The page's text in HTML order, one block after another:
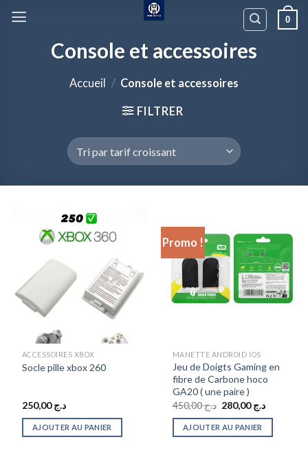
Passer
0
Console et accessoires
Accueil / Console et accessoires
FILTRER
ACCESSOIRES XBOX
Socle pille xbox 260
د.ج250,00
AJOUTER AU PANIER
Promo !
MANETTE ANDROID IOS
Jeu de Doigts Gaming en
fibre de Carbone hoco
GA20 ( une paire )
د.ج450,00
Le
initial
était :
د.ج280,00
Le
est :
AJOUTER AU PANIER